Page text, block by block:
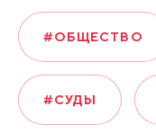
#ОБЩЕСТВО
#СУДЫ